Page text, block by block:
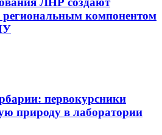
региональным компонентом
первокурсники
природу в лаборатории